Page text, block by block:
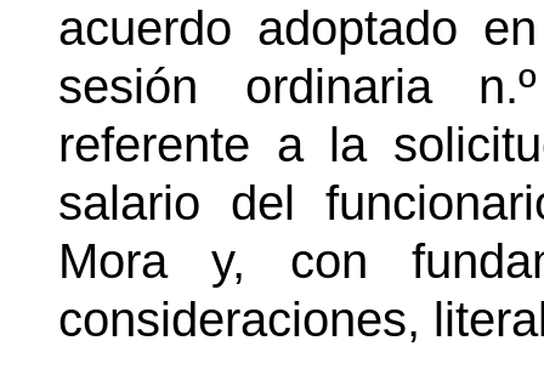
acuerdo adoptado
sesión ordinaria
referente a la
salario del
Mora y, con
consideraciones,